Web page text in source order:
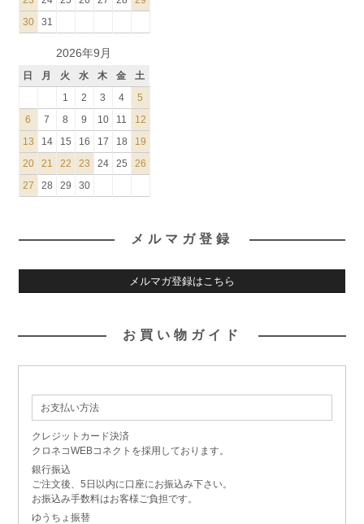
30
31
2026年9月
日 月 火 水 木 金
土
1
2 3 4
5
6
7 8 9 10 11
12
13
14 15 16 17 18
19
20
21 22 23 24 25
26
27
28 29 30
メルマガ登録
メルマガ登録はこちら
お買い物ガイド
お支払い方法
クレジットカード決済
クロネコWEBコネクトを採用しております。
銀行振込
ご注文後、5日以内に口座にお振込み下さい。
お振込み手数料はお客様ご負担です。
ゆうちょ振替